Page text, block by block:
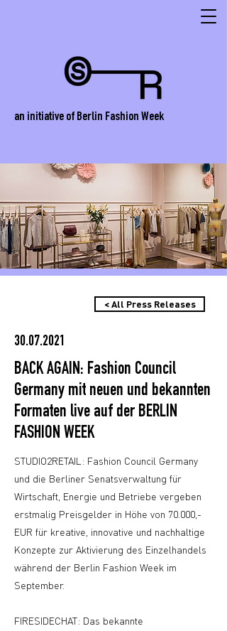
an initiative of Berlin Fashion Week
< All Press Releases
30.07.2021
BACK AGAIN: Fashion Council
Germany mit neuen und bekannten
Formaten live auf der BERLIN
FASHION WEEK
STUDIO2RETAIL: Fashion Council Germany
und die Berliner Senatsverwaltung für
Wirtschaft, Energie und Betriebe vergeben
erstmalig Preisgelder in Höhe von 70.000,-
EUR für kreative, innovative und nachhaltige
Konzepte zur Aktivierung des Einzelhandels
während der Berlin Fashion Week im
September.
FIRESIDECHAT: Das bekannte